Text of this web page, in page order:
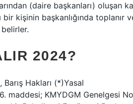
(daire başkanları) oluşan
kişinin başkanlığında toplanır
2024?
Hakları (*)Yasal
maddesi; KMYDGM Genelgesi